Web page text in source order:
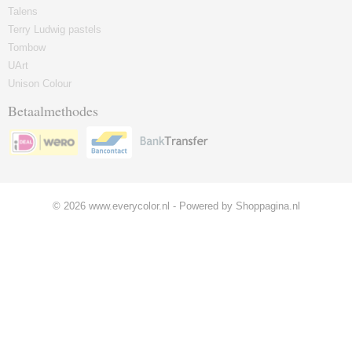
Talens
Terry Ludwig pastels
Tombow
UArt
Unison Colour
Betaalmethodes
© 2026 www.everycolor.nl - Powered by Shoppagina.nl